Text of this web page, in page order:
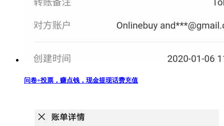
问卷+投票，赚点钱，现金提现话费充值